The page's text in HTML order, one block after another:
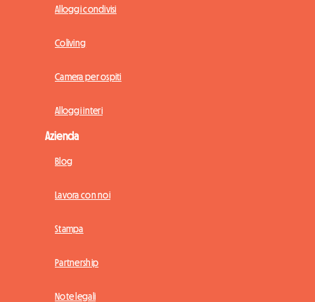
Alloggi condivisi
Coliving
Camera per ospiti
Alloggi interi
Azienda
Blog
Lavora con noi
Stampa
Partnership
Note legali